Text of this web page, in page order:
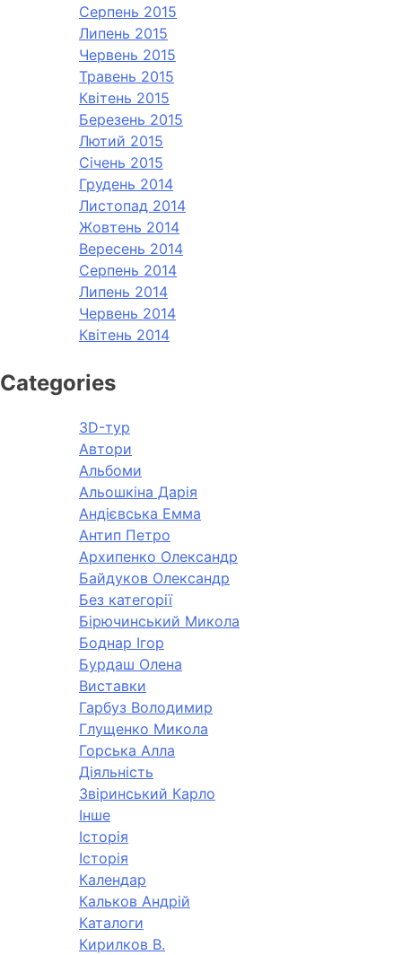
Серпень 2015
Липень 2015
Червень 2015
Травень 2015
Квітень 2015
Березень 2015
Лютий 2015
Січень 2015
Грудень 2014
Листопад 2014
Жовтень 2014
Вересень 2014
Серпень 2014
Липень 2014
Червень 2014
Квітень 2014
Categories
3D-тур
Автори
Альбоми
Альошкіна Дарія
Андієвська Емма
Антип Петро
Архипенко Олександр
Байдуков Олександр
Без категорії
Бірючинський Микола
Боднар Ігор
Бурдаш Олена
Виставки
Гарбуз Володимир
Глущенко Микола
Горська Алла
Діяльність
Звіринський Карло
Інше
Історія
Історія
Календар
Кальков Андрій
Каталоги
Кирилков В.